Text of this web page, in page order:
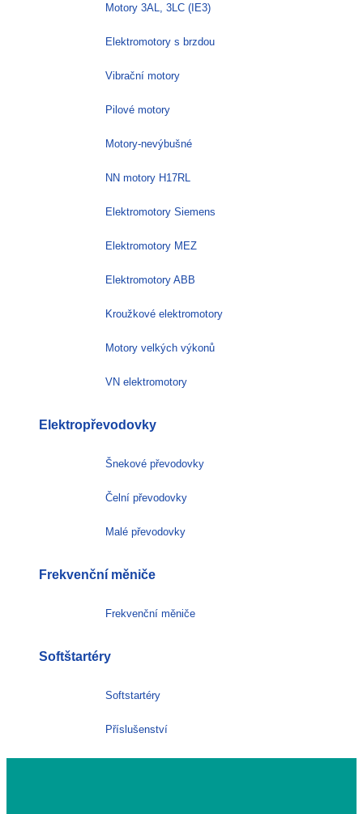
Motory 3AL, 3LC (IE3)
Elektromotory s brzdou
Vibrační motory
Pilové motory
Motory-nevýbušné
NN motory H17RL
Elektromotory Siemens
Elektromotory MEZ
Elektromotory ABB
Kroužkové elektromotory
Motory velkých výkonů
VN elektromotory
Elektropřevodovky
Šnekové převodovky
Čelní převodovky
Malé převodovky
Frekvenční měniče
Frekvenční měniče
Softštartéry
Softstartéry
Příslušenství